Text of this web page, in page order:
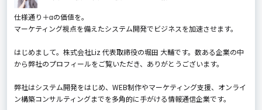
仕様通り＋αの価値を。
マーケティング視点を備えたシステム開発でビジネスを加速させます。
はじめまして。株式会社Liz 代表取締役の堀田 大輔です。数ある企業の中
から弊社のプロフィールをご覧いただき、ありがとうございます。
弊社はシステム開発をはじめ、WEB制作やマーケティング支援、オンライ
ン構築コンサルティングまでを多角的に手がける情報通信企業です。